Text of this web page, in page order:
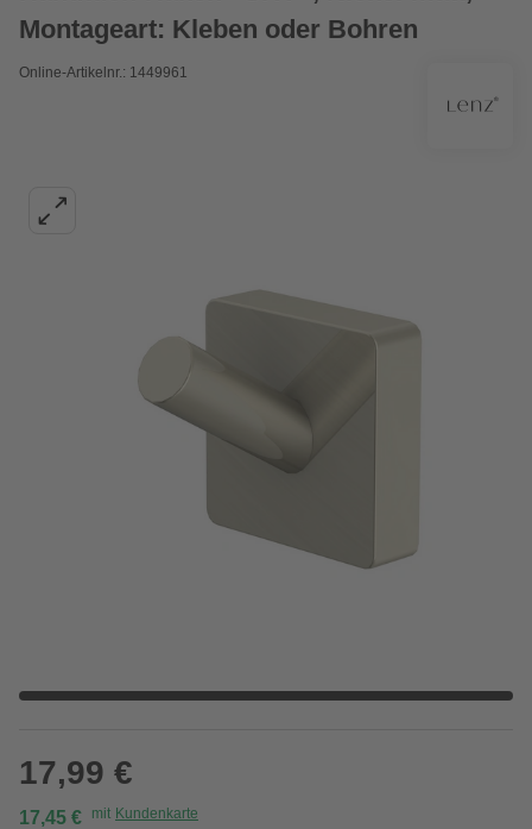
Montageart: Kleben oder Bohren
Online-Artikelnr.: 1449961
17,99 €
17,45 € mit Kundenkarte